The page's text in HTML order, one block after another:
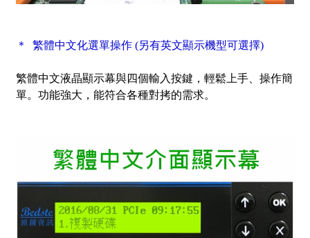
＊ 繁體中文化選單操作 (另有英文顯示機型可選擇)
繁體中文液晶顯示幕與四個輸入按鍵，輕鬆上手、操作簡
單。功能強大，能符合各種對拷的需求。